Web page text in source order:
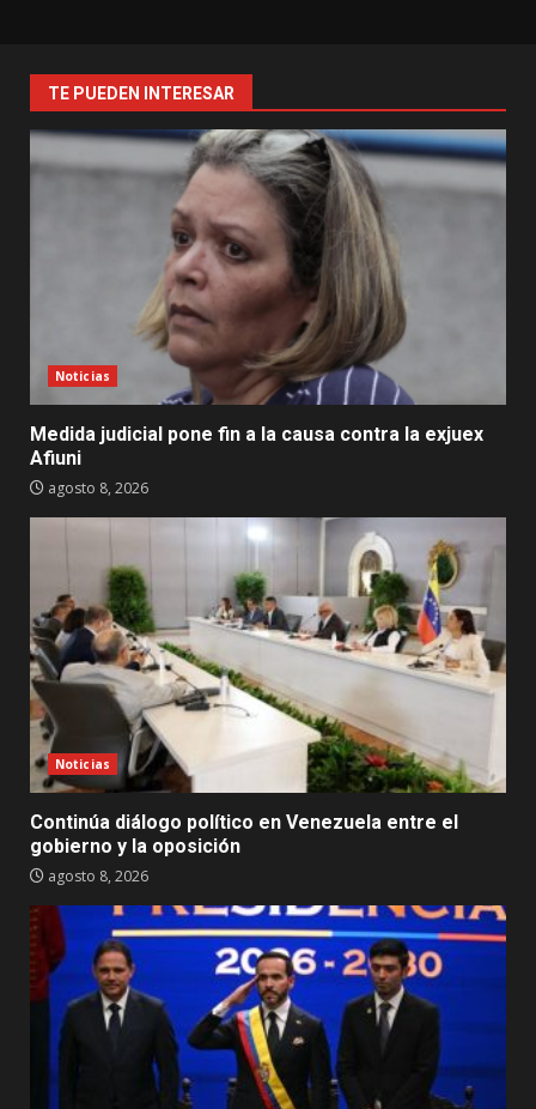
TE PUEDEN INTERESAR
Noticias
Medida judicial pone fin a la causa contra la exjuex
Afiuni
agosto 8, 2026
Noticias
Continúa diálogo político en Venezuela entre el
gobierno y la oposición
agosto 8, 2026